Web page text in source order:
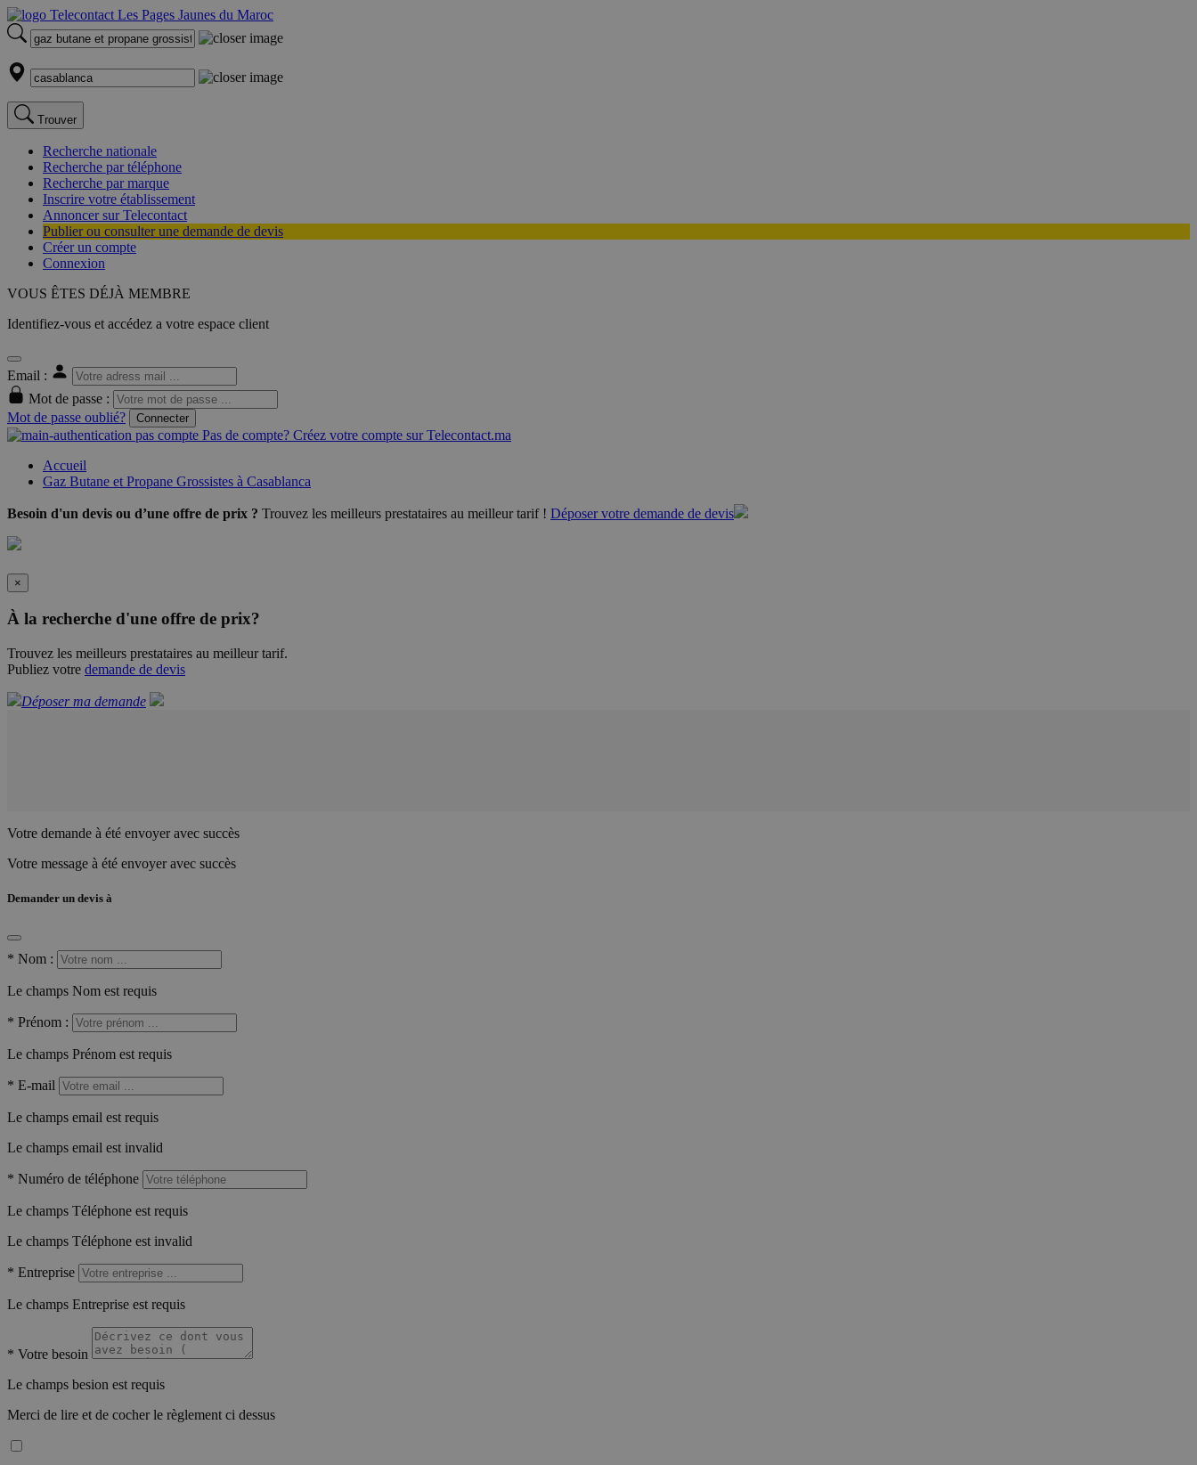
Trouver
Recherche nationale
Recherche par téléphone
Recherche par marque
Inscrire votre établissement
Annoncer sur Telecontact
Publier ou consulter une demande de devis
Créer un compte
Connexion
VOUS ÊTES DÉJÀ MEMBRE
Identifiez-vous et accédez a votre espace client
Email :
Mot de passe :
Mot de passe oublié?
Connecter
Pas de compte? Créez votre compte sur Telecontact.ma
Accueil
Gaz Butane et Propane Grossistes à Casablanca
Besoin d'un devis ou d’une offre de prix ? Trouvez les meilleurs prestataires au meilleur tarif ! Déposer votre demande de devis
×
À la recherche d'une offre de prix?
Trouvez les meilleurs prestataires au meilleur tarif.
Publiez votre demande de devis
Déposer ma demande
Votre demande à été envoyer avec succès
Votre message à été envoyer avec succès
Demander un devis à
* Nom :
Le champs Nom est requis
* Prénom :
Le champs Prénom est requis
* E-mail
Le champs email est requis
Le champs email est invalid
* Numéro de téléphone
Le champs Téléphone est requis
Le champs Téléphone est invalid
* Entreprise
Le champs Entreprise est requis
* Votre besoin
Le champs besion est requis
Merci de lire et de cocher le règlement ci dessus